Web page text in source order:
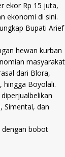
ekor Rp 15 juta,
ekonomi di sini.
Bupati Arief
hewan kurban
masyarakat
dari Blora,
hingga Boyolali.
Simental, dan
dengan bobot